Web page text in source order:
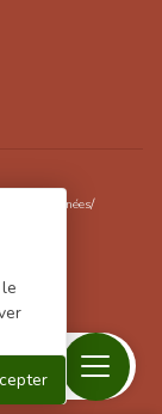
Menu
des données/